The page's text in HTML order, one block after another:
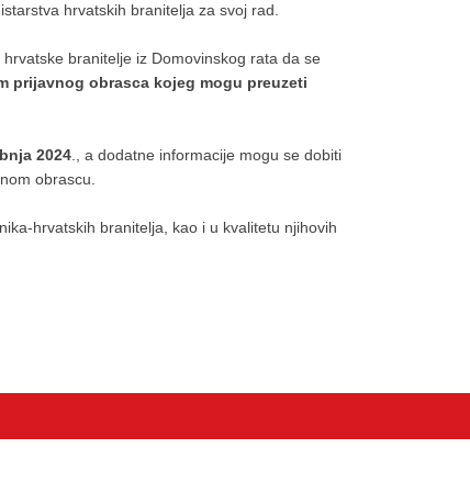
hrvatskih branitelja za svoj rad.
branitelje iz Domovinskog rata da se
prijavnog obrasca kojeg mogu preuzeti
2024 ., a dodatne informacije mogu se dobiti
obrascu.
hrvatskih branitelja, kao i u kvalitetu njihovih